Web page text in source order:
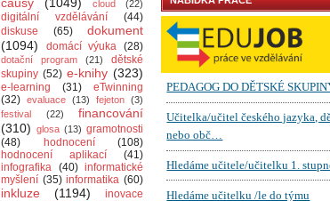
cloud (22)
digitální vzdělávání
(44)
diskuse
(65)
dokument
(1094)
domácí výuka (28)
dotační program (21)
dětské
skupiny (52) e-knihy (323)
e-learning (31)
eTwinning
(32) evaluace (13) fejeton (3)
festival
(22)
financování
(310) glosa (13) gramotnosti
(48)
hodnocení
(108)
hodnocení aplikací
(41)
infografika (40) informatické
myšlení (35) informatika (60)
inkluze (1194)
inovace